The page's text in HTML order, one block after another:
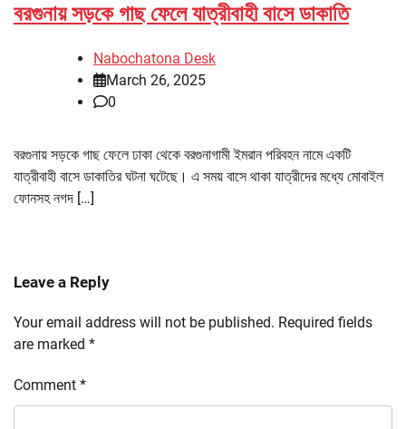
বরগুনায় সড়কে গাছ ফেলে যাত্রীবাহী বাসে ডাকাতি
Nabochatona Desk
March 26, 2025
0
বরগুনায় সড়কে গাছ ফেলে ঢাকা থেকে বরগুনাগামী ইমরান পরিবহন নামে একটি
যাত্রীবাহী বাসে ডাকাতির ঘটনা ঘটেছে। এ সময় বাসে থাকা যাত্রীদের মধ্যে মোবাইল
ফোনসহ নগদ […]
Leave a Reply
Your email address will not be published. Required fields
are marked *
Comment *